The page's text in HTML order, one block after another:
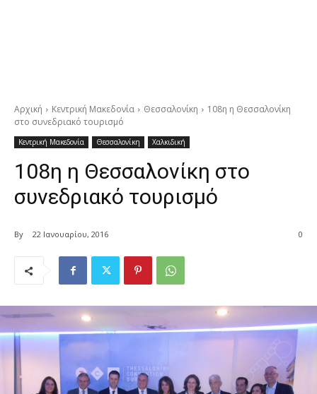
Αρχική Κεντρική Μακεδονία Θεσσαλονίκη
108η η Θεσσαλονίκη
στο συνεδριακό τουρισμό
Κεντρική Μακεδονία Θεσσαλονίκη Χαλκιδική
108η η Θεσσαλονίκη στο
συνεδριακό τουρισμό
By 22 Ιανουαρίου, 2016 0